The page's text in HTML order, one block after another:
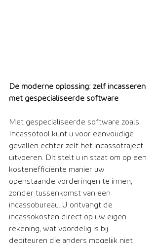
De moderne oplossing: zelf incasseren
met gespecialiseerde software
Met gespecialiseerde software zoals
Incassotool kunt u voor eenvoudige
gevallen echter zelf het incassotraject
uitvoeren. Dit stelt u in staat om op een
kostenefficiënte manier uw
openstaande vorderingen te innen,
zonder tussenkomst van een
incassobureau. U ontvangt de
incassokosten direct op uw eigen
rekening, wat voordelig is bij
debiteuren die anders mogelijk niet